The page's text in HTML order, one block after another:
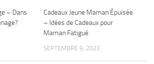
– Dans
Cadeaux Jeune Maman Épuisée
– Idées de Cadeaux pour
Maman Fatigué
SEPTEMBRE 9, 2023